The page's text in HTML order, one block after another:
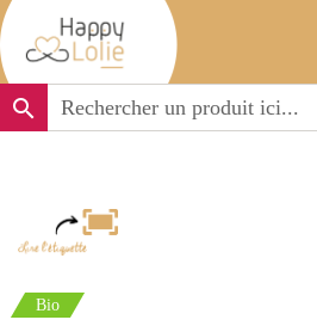
search
Bio